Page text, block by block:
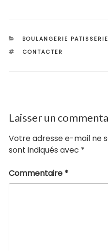
CATÉGORIES
BOULANGERIE PATISSERIE
ÉTIQUETTES
CONTACTER
Laisser un
Votre adresse e-mail ne
sont indiqués avec *
Commentaire *